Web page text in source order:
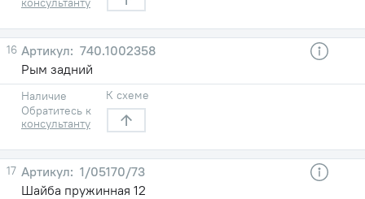
16
740.1002358
Рым задний
Наличие
Обратитесь к
консультанту
К схеме
17
1/05170/73
Шайба пружинная 12